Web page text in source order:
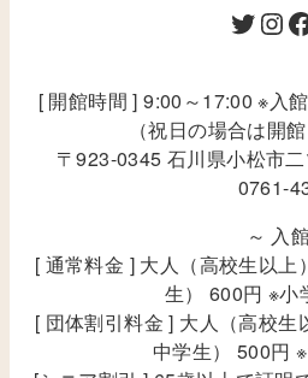
[ 開館時間 ] 9:00～17:00 ※入
（祝日の場合は開
〒923-0345 石川県小松市
0761-
～ 入
[ 通常料金 ] 大人（高校生以
生） 600円 ※小
[ 団体割引料金 ] 大人（高校
中学生） 500円